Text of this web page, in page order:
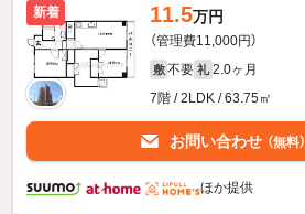
新着 11.5万円
（管理費11,000円）
敷 不要 礼 2.0ヶ月
7階 / 2LDK / 63.75㎡
お問い合わせ （無料）
ほか提供